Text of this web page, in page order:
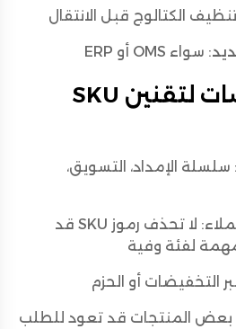
الكتالوج قبل الانتقال
: سواء OMS أو ERP
أفضل الممارسات لتقنين SKU
الإمداد، التسويق،
التحقق من رؤى العملاء: لا تحذف رموز SKU قد
لفئة وفية
التخفيضات أو الحزم
بعض المنتجات قد تعود للطلب